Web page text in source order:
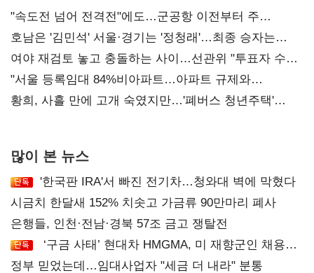
"속도전 넘어 전격전"에도…군공항 이전부터 주
52시간까지 '뇌관'
호남은 '김민석' 서울·경기는 '정청래'…최종 승자는
'안갯속'
여야 재검토 놓고 충돌하는 사이…선관위 "투표자 수
오차 당연"
"서울 등록임대 84%비아파트…아파트 규제와
달리해야"
황희, 사흘 만에 고개 숙였지만…'폐버스 청년주택'
많이 본 뉴스
'한국판 IRA'서 빠진 전기차…청와대 벽에 막혔다
시금치 한달새 152% 치솟고 가금류 90만마리 폐사
은행들, 인천·전남·경북 57조 금고 쟁탈전
‘구금 사태’ 현대차 HMGMA, 미 재향군인 채용
확대로 분위기 반전
정부 믿었는데…임대사업자 "세금 더 내라" 분통